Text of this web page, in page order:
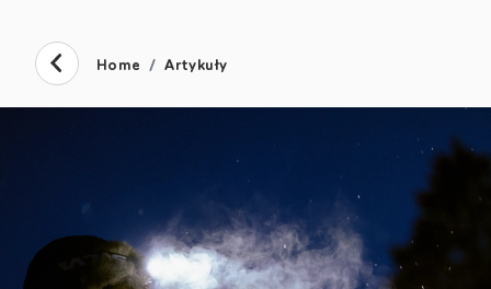
Home Artykuły